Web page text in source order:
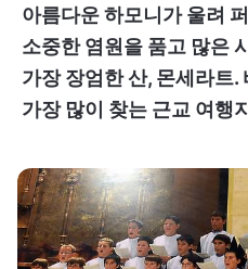
아름다운 하모니가 울려
소중한 염원을 품고 많은
가장 장엄한 산, 몬세라트.
가장 많이 찾는 근교 여행